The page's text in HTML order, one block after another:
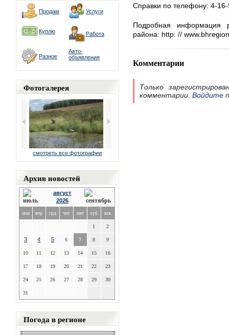
Продам Услуги
Куплю Работа
Разное
Авто-
объявления
Фотогалерея
смотреть все фотографии
Архив новостей
август
2026
пон втр срд чет пят суб вск
1 2
3 4 5 6 7 8 9
10 11 12 13 14 15 16
17 18 19 20 21 22 23
24 25 26 27 28 29 30
31
Погода в регионе
Справки по телефону: 4-
Подробная информация
района: http: //
Комментарии
Только
комментарии. Войдите